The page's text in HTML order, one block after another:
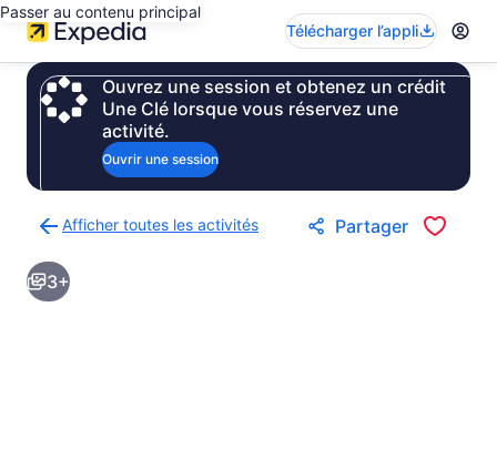
Passer au contenu principal
Télécharger l’appli
Ouvrez une session et obtenez un crédit
Une Clé lorsque vous réservez une
activité.
Ouvrir une session
Afficher toutes les activités
à
la
page
Partager
3+